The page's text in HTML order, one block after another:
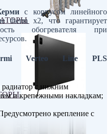
с корпусом линейного
therm x2, что гарантирует
обогревателя при
Verteo Line PLS
с нижним
и крепежными накладкам;
крепление с